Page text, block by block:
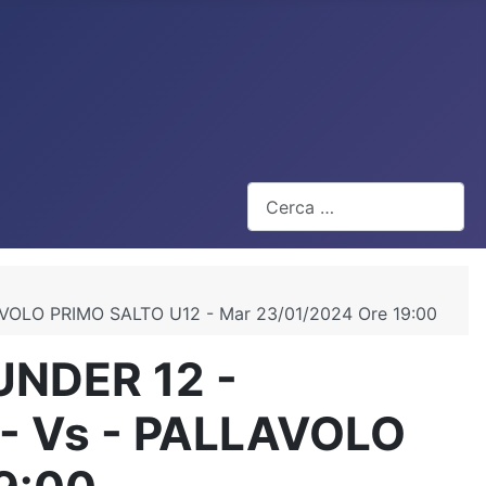
PRIMO SALTO U12 - Mar 23/01/2024 Ore 19:00
12 -
Vs - PALLAVOLO